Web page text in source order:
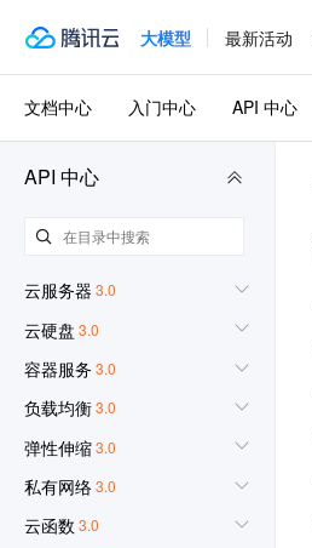
大模型 最新活动
API 中心
云服务器 3.0
云硬盘 3.0
容器服务 3.0
负载均衡3.0
弹性伸缩3.0
私有网络3.0
云函数 3.0
文档中心 入门中心 API 中心